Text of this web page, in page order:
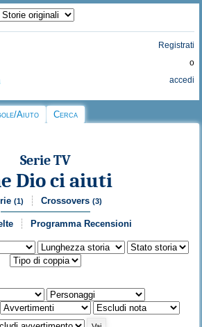
Registrati
o
accedi
Aiuto Cerca
Serie TV
Dio ci aiuti
(1) Crossovers (3)
Programma Recensioni